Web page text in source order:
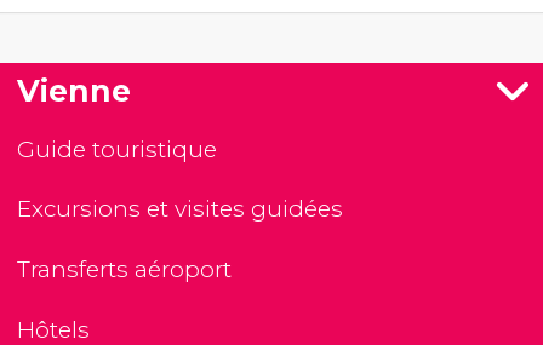
Vienne
Guide touristique
Excursions et visites guidées
Transferts aéroport
Hôtels